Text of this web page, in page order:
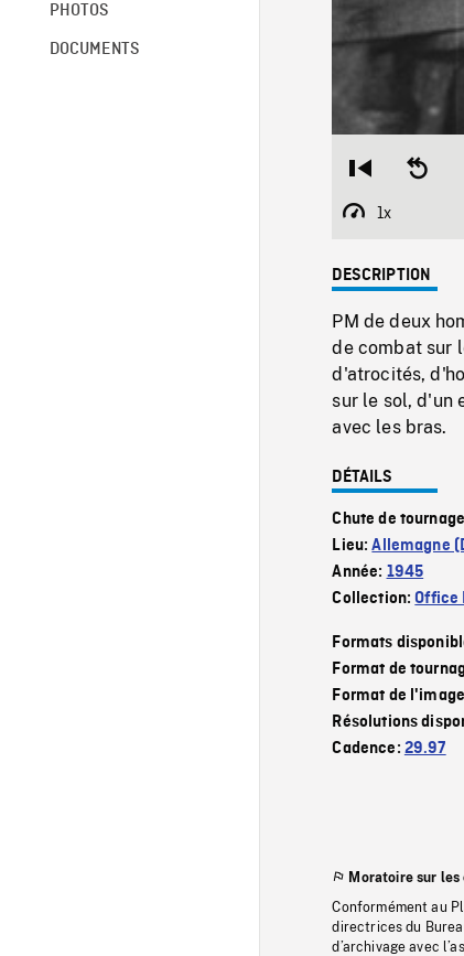
PHOTOS
DOCUMENTS
Restart
beginning
Seek
1x
Playback
DESCRIPTION
PM de deux
de combat sur
d'atrocités,
sur le sol, d'un
avec les bras.
DÉTAILS
Chute de
Lieu:Allemagne
Année: 1945
Collection:Office
Formats
Format de
Format de
Résolutions
Cadence: 29.97
Moratoire sur
Conformément au
directrices du
d’archivage avec